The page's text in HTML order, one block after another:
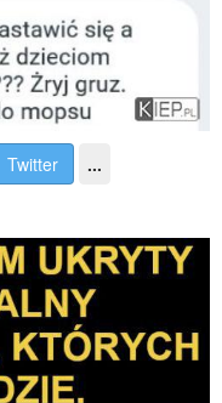
Twitter ...